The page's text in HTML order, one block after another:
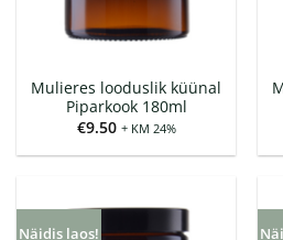
Mulieres looduslik küünal
Piparkook 180ml
€9.50 + KM 24%
Näidis laos!